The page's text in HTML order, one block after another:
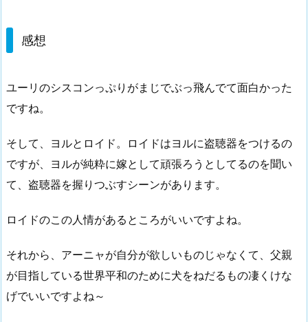
感想
ユーリのシスコンっぷりがまじでぶっ飛んでて面白かった
ですね。
そして、ヨルとロイド。ロイドはヨルに盗聴器をつけるの
ですが、ヨルが純粋に嫁として頑張ろうとしてるのを聞い
て、盗聴器を握りつぶすシーンがあります。
ロイドのこの人情があるところがいいですよね。
それから、アーニャが自分が欲しいものじゃなくて、父親
が目指している世界平和のために犬をねだるもの凄くけな
げでいいですよね～